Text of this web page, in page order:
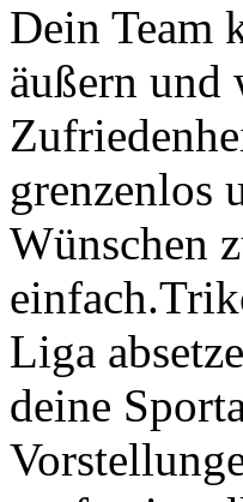
Dein Team
äußern und
grenzenlos
Wünschen
Liga
deine